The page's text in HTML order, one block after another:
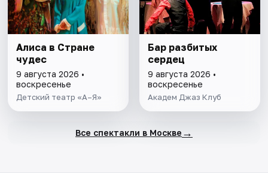
Алиса в Стране
чудес
9 августа 2026 •
воскресенье
Детский театр «А–Я»
Бар разбитых
сердец
9 августа 2026 •
воскресенье
Академ Джаз Клуб
Все спектакли в Москве →